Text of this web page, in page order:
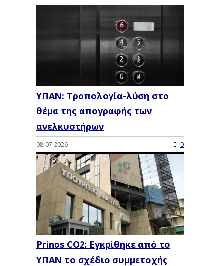
ΥΠΑΝ: Τροπολογία-λύση στο
θέμα της απογραφής των
ανελκυστήρων
08-07-2026 0
Prinos CO2: Εγκρίθηκε από το
ΥΠΑΝ το σχέδιο συμμετοχής